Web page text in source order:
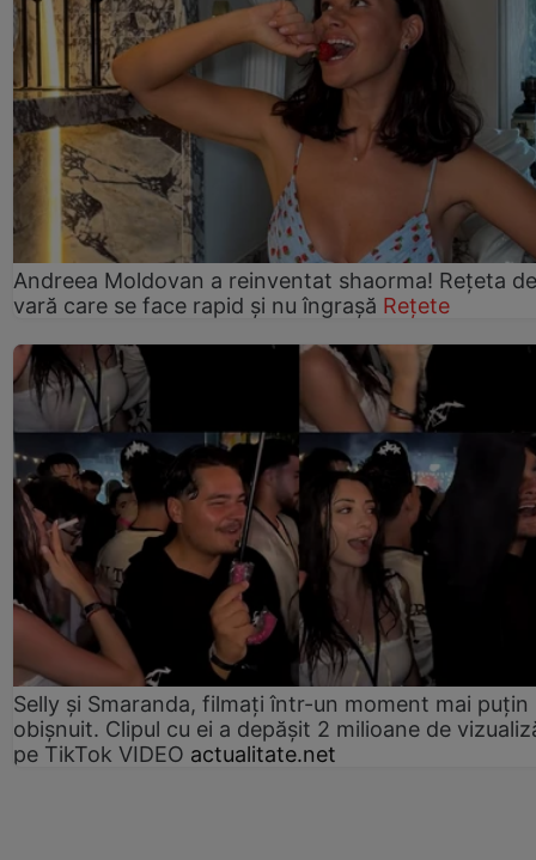
Andreea Moldovan a reinventat shaorma! Rețeta de
vară care se face rapid și nu îngrașă Rețete
Selly și Smaranda, filmați într-un moment mai puțin
obișnuit. Clipul cu ei a depășit 2 milioane de
pe TikTok VIDEO actualitate.net